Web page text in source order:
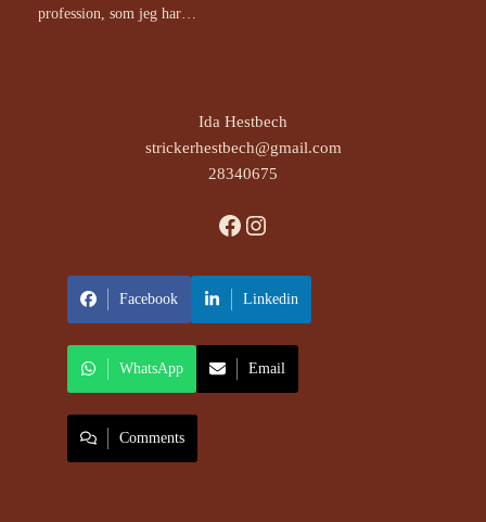
profession, som jeg har…
Ida Hestbech
strickerhestbech@gmail.com
28340675
Facebook
Instagram
Facebook Linkedin
WhatsApp Email
Comments